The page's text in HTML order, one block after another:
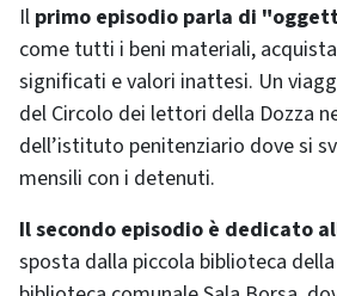
Il primo episodio parla di
come tutti i beni materiali,
significati e valori inattesi. Un
del Circolo dei lettori della Dozza
dell’istituto penitenziario dove si
mensili con i detenuti.
Il secondo episodio è dedicato
sposta dalla piccola biblioteca